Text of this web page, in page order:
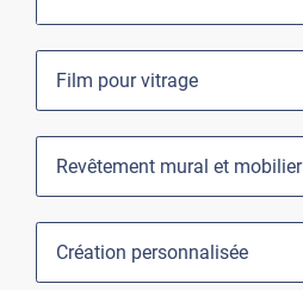
Film pour vitrage
Revêtement mural et mobilier
Création personnalisée